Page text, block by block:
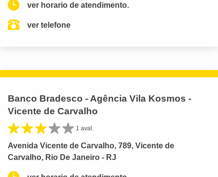
ver horario de atendimento.
ver telefone
Banco Bradesco - Agência Vila Kosmos -
Vicente de Carvalho
1 aval.
Avenida Vicente de Carvalho, 789, Vicente de
Carvalho, Rio De Janeiro - RJ